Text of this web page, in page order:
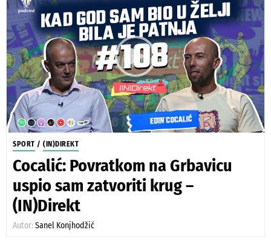
SPORT / (IN)DIREKT
Cocalić: Povratkom na Grbavicu
uspio sam zatvoriti krug –
(IN)Direkt
Autor: Sanel Konjhodžić